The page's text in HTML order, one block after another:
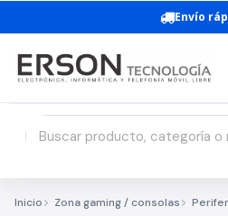
Envío
Inicio Zona gaming / consolas